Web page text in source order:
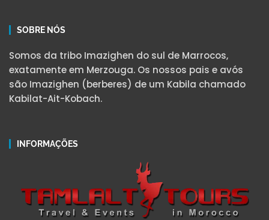
SOBRE NÓS
Somos da tribo Imazighen do sul de Marrocos,
exatamente em Merzouga. Os nossos pais e avós
são Imazighen (berberes) de um Kabila chamado
Kabilat-Ait-Kobach.
INFORMAÇÕES